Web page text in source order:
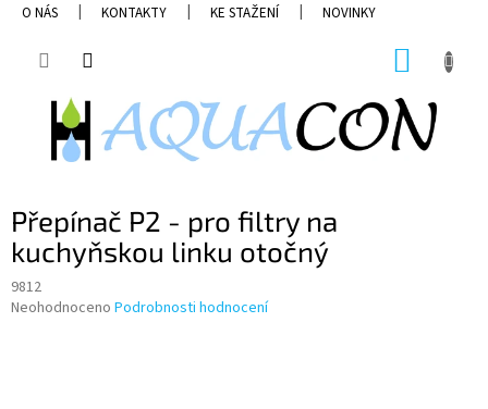
PřejítO NÁS KONTAKTY KE STAŽENÍ NOVINKY
Přepínač P2 - pro filtry na
kuchyňskou linku otočný
9812
Průměrné
Neohodnoceno Podrobnosti hodnocení